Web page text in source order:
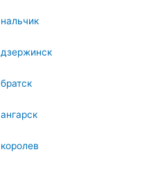
нальчик
дзержинск
братск
ангарск
королев